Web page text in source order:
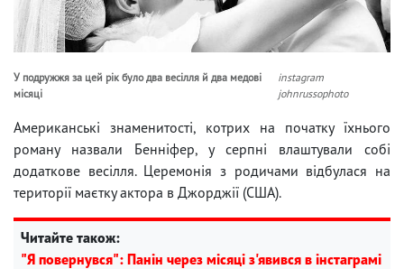
У подружжя за цей рік було два весілля й два медові
місяці
instagram
johnrussophoto
Американські знаменитості, котрих на початку їхнього
роману назвали Бенніфер, у серпні влаштували собі
додаткове весілля. Церемонія з родичами відбулася на
території маєтку актора в Джорджії (США).
Читайте також:
"Я повернувся": Панін через місяці з'явився в інстаграмі